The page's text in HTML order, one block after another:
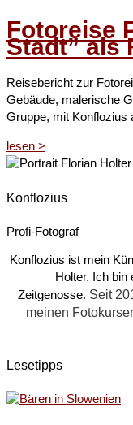
Fotoreise
Stadt” als
Reisebericht zur
Gebäude, malerische
Gruppe, mit Konflozius
lesen ˃
Konflozius
Profi-Fotograf
Konflozius ist mein
Holter. Ich bin
Zeitgenosse. Seit
meinen
Lesetipps